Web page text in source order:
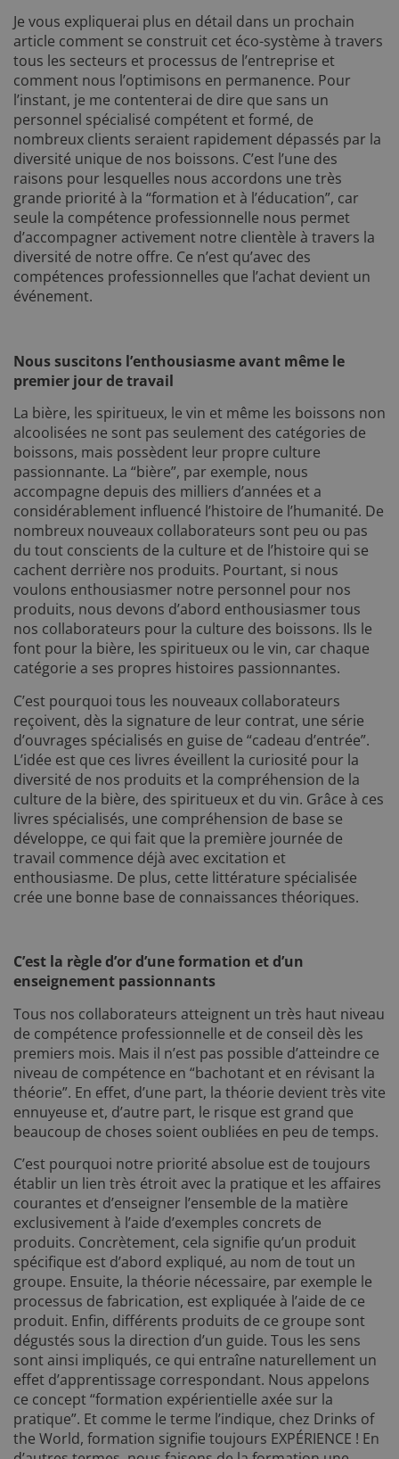
Je vous expliquerai plus en détail dans un prochain
article comment se construit cet éco-système à travers
tous les secteurs et processus de l’entreprise et
comment nous l’optimisons en permanence. Pour
l’instant, je me contenterai de dire que sans un
personnel spécialisé compétent et formé, de
nombreux clients seraient rapidement dépassés par la
diversité unique de nos boissons. C’est l’une des
raisons pour lesquelles nous accordons une très
grande priorité à la “formation et à l’éducation”, car
seule la compétence professionnelle nous permet
d’accompagner activement notre clientèle à travers la
diversité de notre offre. Ce n’est qu’avec des
compétences professionnelles que l’achat devient un
événement.
Nous suscitons l’enthousiasme avant même le
premier jour de travail
La bière, les spiritueux, le vin et même les boissons non
alcoolisées ne sont pas seulement des catégories de
boissons, mais possèdent leur propre culture
passionnante. La “bière”, par exemple, nous
accompagne depuis des milliers d’années et a
considérablement influencé l’histoire de l’humanité. De
nombreux nouveaux collaborateurs sont peu ou pas
du tout conscients de la culture et de l’histoire qui se
cachent derrière nos produits. Pourtant, si nous
voulons enthousiasmer notre personnel pour nos
produits, nous devons d’abord enthousiasmer tous
nos collaborateurs pour la culture des boissons. Ils le
font pour la bière, les spiritueux ou le vin, car chaque
catégorie a ses propres histoires passionnantes.
C’est pourquoi tous les nouveaux collaborateurs
reçoivent, dès la signature de leur contrat, une série
d’ouvrages spécialisés en guise de “cadeau d’entrée”.
L’idée est que ces livres éveillent la curiosité pour la
diversité de nos produits et la compréhension de la
culture de la bière, des spiritueux et du vin. Grâce à ces
livres spécialisés, une compréhension de base se
développe, ce qui fait que la première journée de
travail commence déjà avec excitation et
enthousiasme. De plus, cette littérature spécialisée
crée une bonne base de connaissances théoriques.
C’est la règle d’or d’une formation et d’un
enseignement passionnants
Tous nos collaborateurs atteignent un très haut niveau
de compétence professionnelle et de conseil dès les
premiers mois. Mais il n’est pas possible d’atteindre ce
niveau de compétence en “bachotant et en révisant la
théorie”. En effet, d’une part, la théorie devient très vite
ennuyeuse et, d’autre part, le risque est grand que
beaucoup de choses soient oubliées en peu de temps.
C’est pourquoi notre priorité absolue est de toujours
établir un lien très étroit avec la pratique et les affaires
courantes et d’enseigner l’ensemble de la matière
exclusivement à l’aide d’exemples concrets de
produits. Concrètement, cela signifie qu’un produit
spécifique est d’abord expliqué, au nom de tout un
groupe. Ensuite, la théorie nécessaire, par exemple le
processus de fabrication, est expliquée à l’aide de ce
produit. Enfin, différents produits de ce groupe sont
dégustés sous la direction d’un guide. Tous les sens
sont ainsi impliqués, ce qui entraîne naturellement un
effet d’apprentissage correspondant. Nous appelons
ce concept “formation expérientielle axée sur la
pratique”. Et comme le terme l’indique, chez Drinks of
the World, formation signifie toujours EXPÉRIENCE ! En